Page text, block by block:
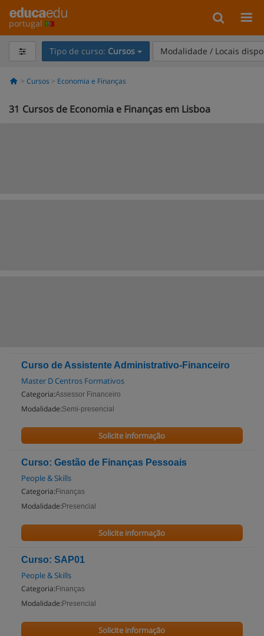
portugal
Tipo de curso: Cursos Modalidade / Locais
Cursos Economia e Finanças
31 Cursos de Economia e Finanças em Lisboa
Curso de Assistente Administrativo-Financeiro
Master D Centros Formativos
Categoria:Assessor Financeiro
Modalidade:Semi-presencial
Solicite informação
Curso: Gestão de Finanças Pessoais
People & Skills
Categoria: Finanças
Modalidade: Presencial
Solicite informação
Curso: SAP01
People & Skills
Categoria: Finanças
Modalidade: Presencial
Solicite informação